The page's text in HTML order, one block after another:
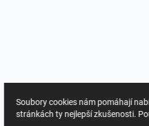
Soubory cookies nám pomáhají
stránkách ty nejlepší zkušenosti.